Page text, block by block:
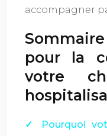
accompagner
pour la
votre
Pourquoi